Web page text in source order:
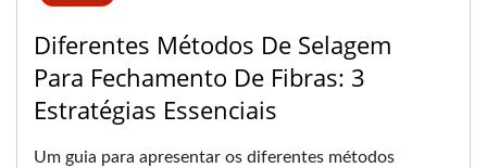
Diferentes Métodos De Selagem
Para Fechamento De Fibras: 3
Estratégias Essenciais
Um guia para apresentar os diferentes métodos